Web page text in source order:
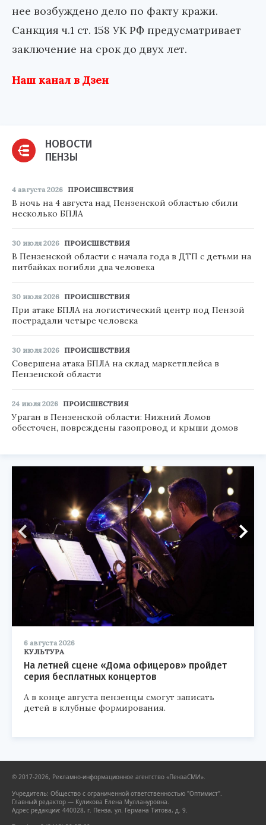
нее возбуждено дело по факту кражи.
Санкция ч.1 ст. 158 УК РФ предусматривает
заключение на срок до двух лет.
Наш канал в Дзен
НОВОСТИ
ПЕНЗЫ
4 августа 2026 ПРОИСШЕСТВИЯ
В ночь на 4 августа над Пензенской областью сбили
несколько БПЛА
30 июля 2026 ПРОИСШЕСТВИЯ
В Пензенской области с начала года в ДТП с детьми на
питбайках погибли два человека
30 июля 2026 ПРОИСШЕСТВИЯ
При атаке БПЛА на логистический центр под Пензой
пострадали четыре человека
30 июля 2026 ПРОИСШЕСТВИЯ
Совершена атака БПЛА на склад маркетплейса в
Пензенской области
24 июля 2026 ПРОИСШЕСТВИЯ
Ураган в Пензенской области: Нижний Ломов
обесточен, повреждены газопровод и крыши домов
6 августа 2026
КУЛЬТУРА
На летней сцене «Дома офицеров» пройдет
серия бесплатных концертов
А в конце августа пензенцы смогут записать
детей в клубные формирования.
© 2017-2026, Рекламно-информационное агентство «ПензаСМИ».
Учредитель: Общество с ограниченной ответственностью "Оптимист".
Главный редактор — Куликова Елена Муллануровна.
Адрес редакции: 440028, г. Пенза, ул. Германа Титова, д. 9.